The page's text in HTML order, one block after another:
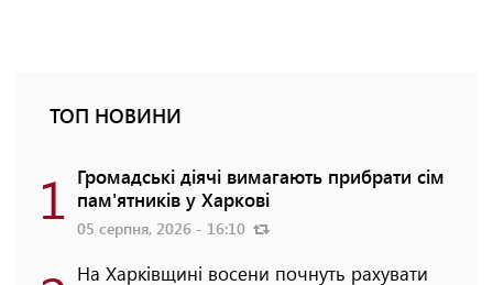
ТОП НОВИНИ
1 Громадські діячі вимагають прибрати сім
пам'ятників у Харкові
05 серпня, 2026 - 16:10
На Харківщині восени почнуть рахувати